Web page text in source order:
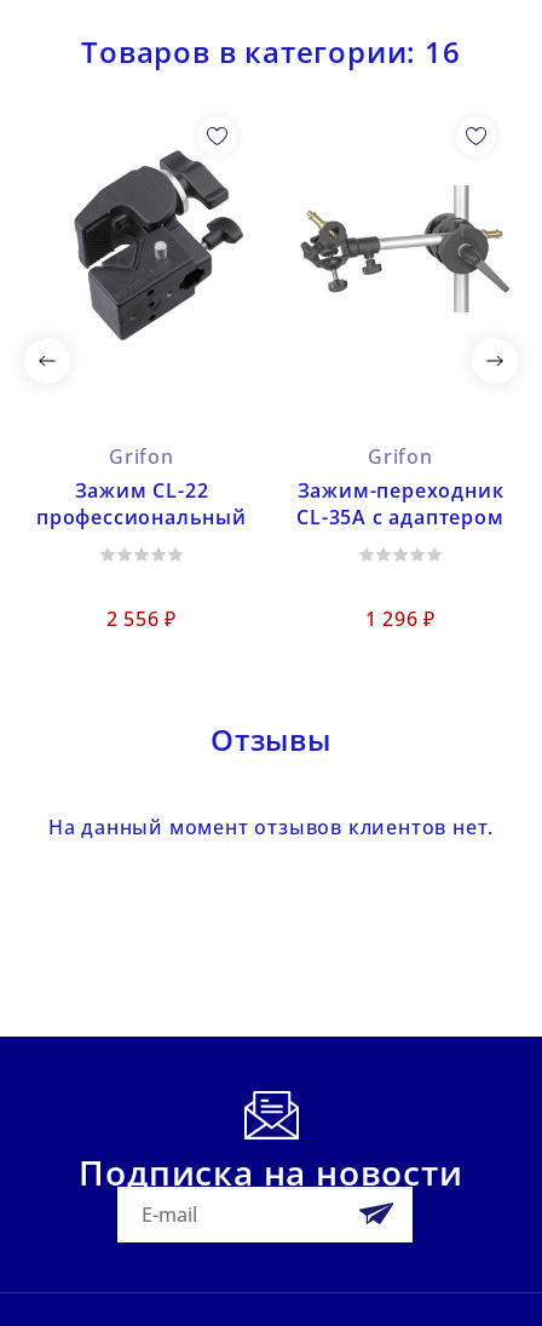
Товаров в категории: 16
Grifon
Зажим CL-22
профессиональный
2 556 ₽
Grifon
Зажим-переходник
CL-35A с адаптером
1 296 ₽
Отзывы
На данный момент отзывов клиентов нет.
Подписка на новости